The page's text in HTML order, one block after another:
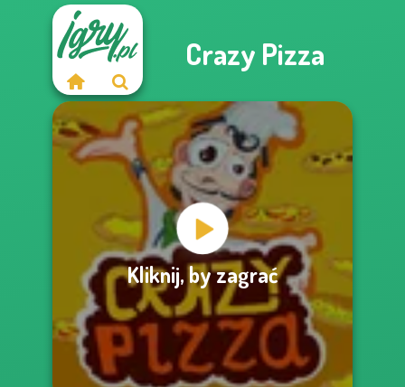
Crazy Pizza
Kliknij, by zagrać